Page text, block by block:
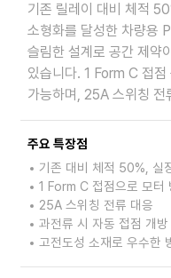
기존 릴레이 대비 체적
소형화를 달성한 차량용
슬림한 설계로 공간 제약
있습니다. 1 Form C 접
가능하며, 25A 스위칭 전
주요 특장점
기존 대비 체적 50%, 실
1 Form C 접점으로 모터
25A 스위칭 전류 대응
과전류 시 자동 접점 개
고전도성 소재로 우수한